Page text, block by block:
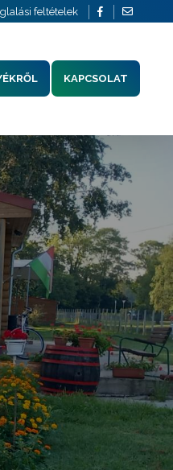
feltételek
KAPCSOLAT